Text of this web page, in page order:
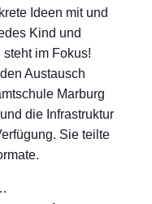
Ideen mit und
Kind und
im Fokus!
Austausch
Marburg
die Infrastruktur
Sie teilte